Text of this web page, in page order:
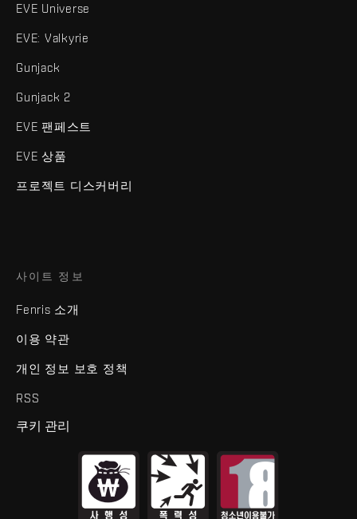
EVE Universe
EVE: Valkyrie
Gunjack
Gunjack 2
EVE 팬페스트
EVE 상품
프로젝트 디스커버리
사이트 정보
Fenris 소개
이용 약관
개인 정보 보호 정책
RSS
쿠키 관리